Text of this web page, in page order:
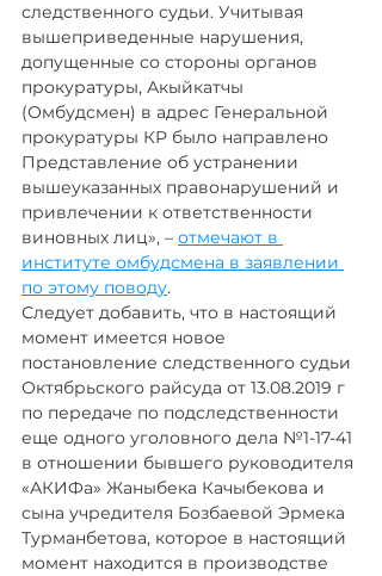
следственного судьи. Учитывая
вышеприведенные нарушения,
допущенные со стороны органов
прокуратуры, Акыйкатчы
(Омбудсмен) в адрес Генеральной
прокуратуры КР было направлено
Представление об устранении
вышеуказанных правонарушений и
привлечении к ответственности
виновных лиц», – отмечают в
институте омбудсмена в заявлении
по этому поводу.
Следует добавить, что в настоящий
момент имеется новое
постановление следственного судьи
Октябрьского райсуда от 13.08.2019 г
по передаче по подследственности
еще одного уголовного дела №1-17-41
в отношении бывшего руководителя
«АКИФа» Жаныбека Качыбекова и
сына учредителя Бозбаевой Эрмека
Турманбетова, которое в настоящий
момент находится в производстве